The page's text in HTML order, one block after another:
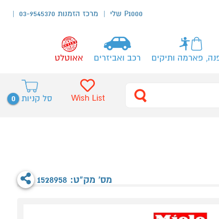
P1000 שלי מרכז הזמנות 03-9545370
פארמה ותיקים רכב ואביזרים אאוטלט
סל קניות 0 Wish List
מס' מק"ט: 1528958